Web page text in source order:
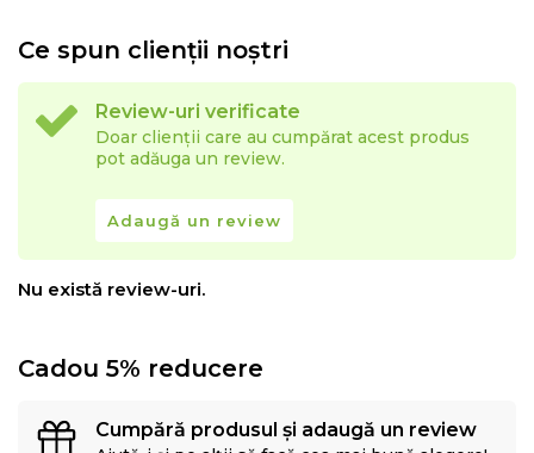
Ce spun clienții noștri
Review-uri verificate
Doar clienții care au cumpărat acest produs
pot adăuga un review.
Adaugă un review
Nu există review-uri.
Cadou 5% reducere
Cumpără produsul și adaugă un review